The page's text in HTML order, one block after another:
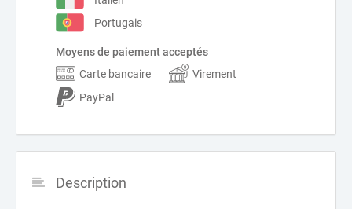
Portugais
Moyens de paiement acceptés
Carte bancaire
Virement
PayPal
Description